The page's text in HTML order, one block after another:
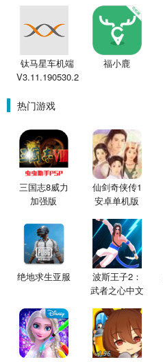
钛马星车机端
V3.11.190530.2
福小鹿
热门游戏
三国志8威力
加强版
仙剑奇侠传1
安卓单机版
绝地求生亚服
波斯王子2：
武者之心中文